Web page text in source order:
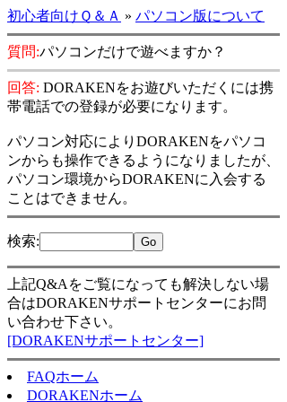
初心者向けＱ＆Ａ » パソコン版について
質問:パソコンだけで遊べますか？
回答: DORAKENをお遊びいただくには携
帯電話での登録が必要になります。
パソコン対応によりDORAKENをパソコ
ンからも操作できるようになりましたが、
パソコン環境からDORAKENに入会する
ことはできません。
検索:
上記Q&Aをご覧になっても解決しない場
合はDORAKENサポートセンターにお問
い合わせ下さい。
[DORAKENサポートセンター]
FAQホーム
DORAKENホーム